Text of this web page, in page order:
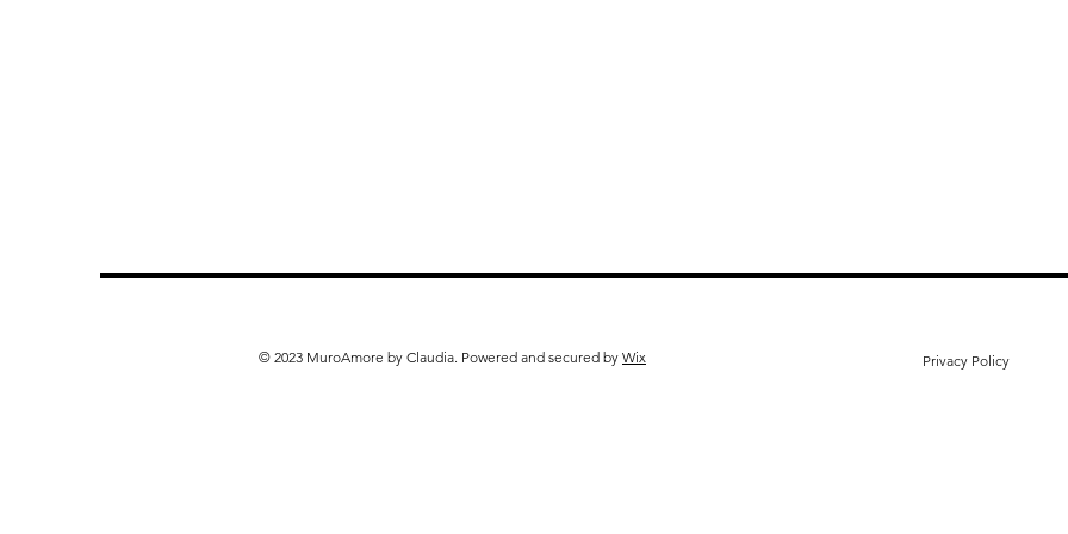
© 2023 MuroAmore by Claudia. Powered and secured by Wix Privacy Policy